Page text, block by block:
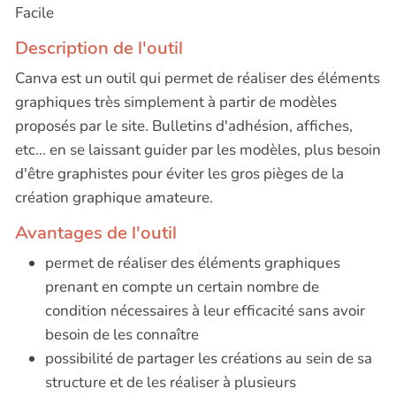
Facile
Description de l'outil
Canva est un outil qui permet de réaliser des éléments
graphiques très simplement à partir de modèles
proposés par le site. Bulletins d'adhésion, affiches,
etc... en se laissant guider par les modèles, plus besoin
d'être graphistes pour éviter les gros pièges de la
création graphique amateure.
Avantages de l'outil
permet de réaliser des éléments graphiques
prenant en compte un certain nombre de
condition nécessaires à leur efficacité sans avoir
besoin de les connaître
possibilité de partager les créations au sein de sa
structure et de les réaliser à plusieurs